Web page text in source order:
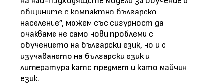
общините с компактно българско
население”, можем със сигурност да
очакваме не само нови проблеми с
обучението на български език, но и с
изучаването на български език и
литература като предмет и като майчин
език.